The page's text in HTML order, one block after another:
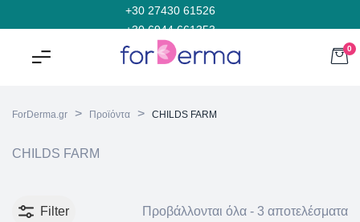
+30 27430 61526
+30 6944 661353
0
ForDerma.gr > Προϊόντα > CHILDS FARM
CHILDS FARM
Filter Προβάλλονται όλα - 3 αποτελέσματα